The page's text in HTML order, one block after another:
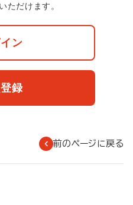
ただけます。
ン
録
前のページに戻る